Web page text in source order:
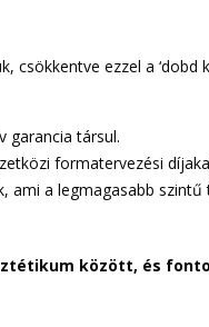
ezzel a ‘dobd
garancia társul.
formatervezési
ami a legmagasabb szintű
között, és